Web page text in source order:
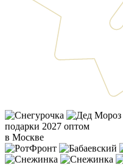
подарки 2027 оптом
в Москве